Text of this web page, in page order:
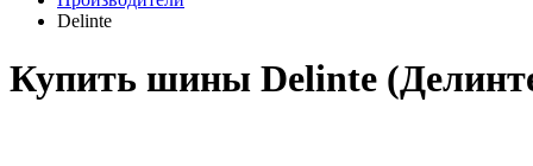
Delinte
Купить шины Delinte